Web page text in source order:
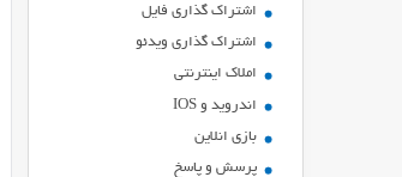
اشتراك گذاري فايل
اشتراک گذاری ویدئو
املاک اینترنتی
اندروید و IOS
بازي انلاين
پرسش و پاسخ